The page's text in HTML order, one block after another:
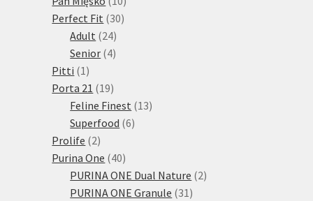
produktů
Perfect Fit 3030
Adult 2424
produktů
Senior 44
Pitti 1 1
produkt
Porta 21 1919
produktů
Feline Finest 1313
Superfood 66
Prolife 22
produkty
Purina One 4040
produktů
PURINA ONE Dual Nature 22
PURINA ONE Granule 31 31